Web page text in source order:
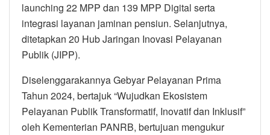
launching 22 MPP dan 139 MPP Digital serta
integrasi layanan jaminan pensiun. Selanjutnya,
ditetapkan 20 Hub Jaringan Inovasi Pelayanan
Publik (JIPP).
Diselenggarakannya Gebyar Pelayanan Prima
Tahun 2024, bertajuk “Wujudkan Ekosistem
Pelayanan Publik Transformatif, Inovatif dan Inklusif”
oleh Kementerian PANRB, bertujuan mengukur